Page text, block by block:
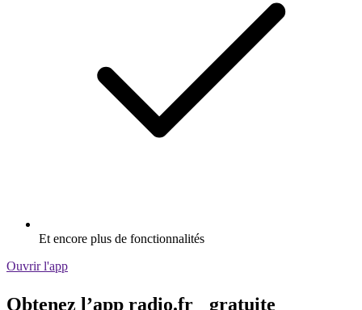
Et encore plus de fonctionnalités
Ouvrir l'app
Obtenez l’app radio.fr gratuite